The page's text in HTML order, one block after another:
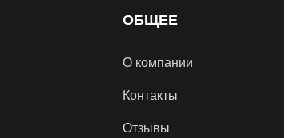
ОБЩЕЕ
Отзывы
О компании
Контакты